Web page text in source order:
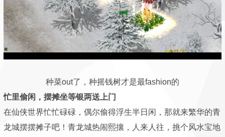
种菜out了，种摇钱树才是最fashion的
忙里偷闲，摆摊坐等银两送上门
在仙侠世界忙忙碌碌，偶尔偷得浮生半日闲，那就来繁华的青
龙城摆摆摊子吧！青龙城热闹熙攘，人来人往，挑个风水宝地